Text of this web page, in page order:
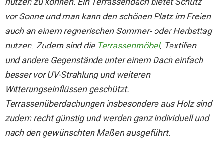
vor Sonne und man kann den schönen Platz im Freien
auch an einem regnerischen Sommer- oder Herbsttag
nutzen. Zudem sind die Terrassenmöbel, Textilien
und andere Gegenstände unter einem Dach einfach
besser vor UV-Strahlung und weiteren
Witterungseinflüssen geschützt.
Terrassenüberdachungen insbesondere aus Holz sind
zudem recht günstig und werden ganz individuell und
nach den gewünschten Maßen ausgeführt.